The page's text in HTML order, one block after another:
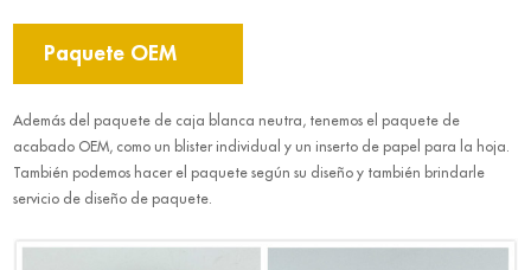
Paquete OEM
Además del paquete de caja blanca neutra, tenemos el paquete de
acabado OEM, como un blister individual y un inserto de papel para la hoja.
También podemos hacer el paquete según su diseño y también brindarle
servicio de diseño de paquete.